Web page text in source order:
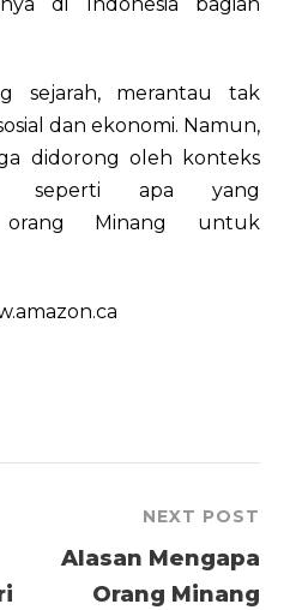
sejarah, merantau tak
dan ekonomi. Namun,
didorong oleh konteks
seperti apa yang
orang Minang untuk
NEXT POST
Alasan Mengapa
Orang Minang